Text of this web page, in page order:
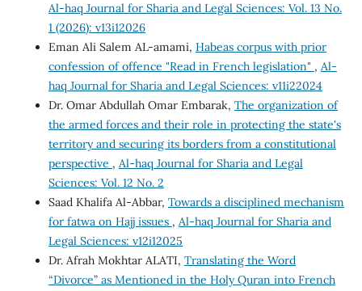
Al-haq Journal for Sharia and Legal Sciences: Vol. 13 No.
1 (2026): v13i12026
Eman Ali Salem AL-amami, Habeas corpus with prior
confession of offence "Read in French legislation" , Al-
haq Journal for Sharia and Legal Sciences: v11i22024
Dr. Omar Abdullah Omar Embarak, The organization of
the armed forces and their role in protecting the state's
territory and securing its borders from a constitutional
perspective , Al-haq Journal for Sharia and Legal
Sciences: Vol. 12 No. 2
Saad Khalifa Al-Abbar, Towards a disciplined mechanism
for fatwa on Hajj issues , Al-haq Journal for Sharia and
Legal Sciences: v12i12025
Dr. Afrah Mokhtar ALATI, Translating the Word
“Divorce” as Mentioned in the Holy Quran into French